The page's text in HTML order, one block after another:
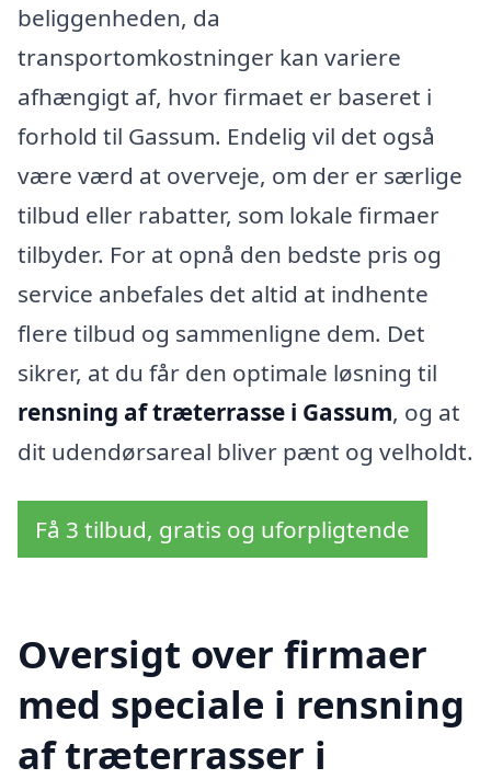
beliggenheden, da
transportomkostninger kan variere
afhængigt af, hvor firmaet er baseret i
forhold til Gassum. Endelig vil det også
være værd at overveje, om der er særlige
tilbud eller rabatter, som lokale firmaer
tilbyder. For at opnå den bedste pris og
service anbefales det altid at indhente
flere tilbud og sammenligne dem. Det
sikrer, at du får den optimale løsning til
rensning af træterrasse i Gassum, og at
dit udendørsareal bliver pænt og velholdt.
Få 3 tilbud, gratis og uforpligtende
Oversigt over firmaer
med speciale i rensning
af træterrasser i